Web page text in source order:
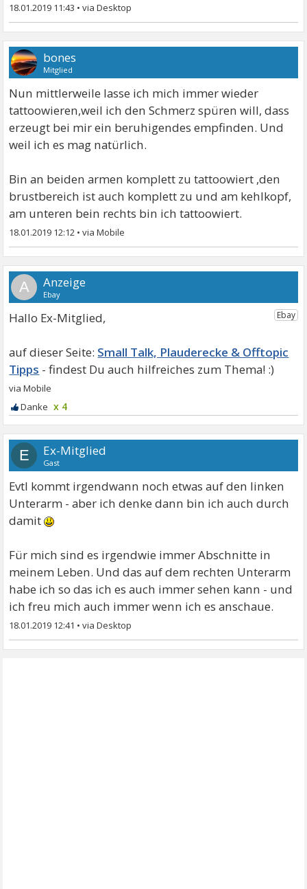
18.01.2019 11:43 •
bones
Mitglied
Nun mittlerweile lasse ich mich immer wieder
tattoowieren,weil ich den Schmerz spüren will, dass
erzeugt bei mir ein beruhigendes empfinden. Und
weil ich es mag natürlich.
Bin an beiden armen komplett zu tattoowiert ,den
brustbereich ist auch komplett zu und am kehlkopf,
am unteren bein rechts bin ich tattoowiert.
18.01.2019 12:12 •
A
Hallo Ex-Mitglied,
Small Talk, Plauderecke & Offtopic
Tipps
x 4
E Ex-Mitglied
Gast
Evtl kommt irgendwann noch etwas auf den linken
Unterarm - aber ich denke dann bin ich auch durch
damit
Für mich sind es irgendwie immer Abschnitte in
meinem Leben. Und das auf dem rechten Unterarm
habe ich so das ich es auch immer sehen kann - und
ich freu mich auch immer wenn ich es anschaue.
18.01.2019 12:41 •